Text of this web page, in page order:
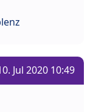
Jul 2020 10:49